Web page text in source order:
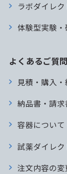
ラボダイレク
体験型実験・
よくあるご質問
見積・購入
納品書・請求
容器につい
試薬ダイレ
注文内容の